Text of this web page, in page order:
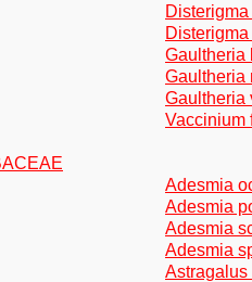
Gaultheria
Gaultheria
Gaultheria
Vaccinium
Adesmia
Adesmia
Adesmia
Adesmia